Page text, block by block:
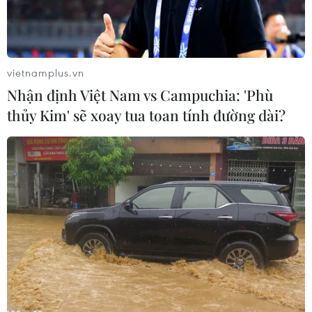
Bắc Bộ và Bắc Trung Bộ nắng mạnh vào trưa chiều với nền nhiệt
phổ biến cao nhất từ 26-29 độ C. ( Ảnh: Tuấn Đức/TTXVN)
Theo Trung tâm Dự báo Khí tượng Thủy văn
Quốc gia, ngày 5/3, Bắc Bộ và Bắc Trung Bộ tiếp
vietnamplus.vn
Nhận định Việt Nam vs Campuchia: 'Phù
thủy Kim' sẽ xoay tua toan tính đường dài?